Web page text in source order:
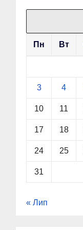
Пн Вт
3 4
10 11
17 18
24 25
31
« Лип